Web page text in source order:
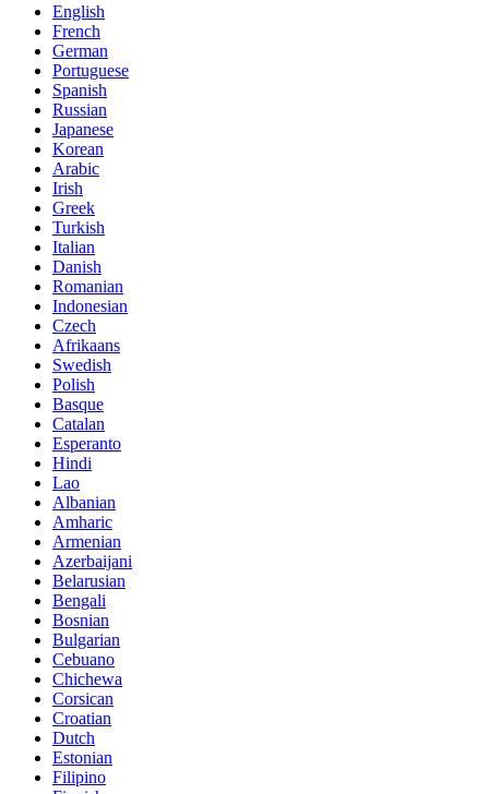
English
French
German
Portuguese
Spanish
Russian
Japanese
Korean
Arabic
Irish
Greek
Turkish
Italian
Danish
Romanian
Indonesian
Czech
Afrikaans
Swedish
Polish
Basque
Catalan
Esperanto
Hindi
Lao
Albanian
Amharic
Armenian
Azerbaijani
Belarusian
Bengali
Bosnian
Bulgarian
Cebuano
Chichewa
Corsican
Croatian
Dutch
Estonian
Filipino